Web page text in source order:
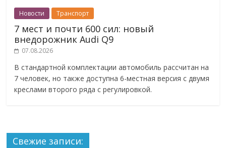
Новости Транспорт
7 мест и почти 600 сил: новый
внедорожник Audi Q9
07.08.2026
В стандартной комплектации автомобиль рассчитан на
7 человек, но также доступна 6-местная версия с двумя
креслами второго ряда с регулировкой.
Свежие записи: